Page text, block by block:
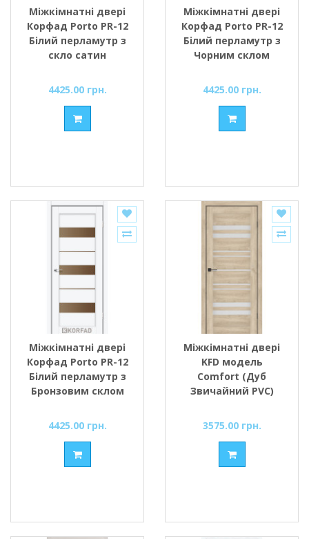
Міжкімнатні двері
Корфад Porto PR-12
Білий перламутр з
скло сатин
4425.00 грн.
Міжкімнатні двері
Корфад Porto PR-12
Білий перламутр з
Чорним склом
4425.00 грн.
Міжкімнатні двері
Корфад Porto PR-12
Білий перламутр з
Бронзовим склом
4425.00 грн.
Міжкімнатні двері
KFD модель
Comfort (Дуб
Звичайний PVC)
чорним
3575.00 грн.